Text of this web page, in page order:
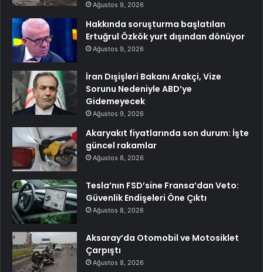
Ağustos 9, 2026
Hakkında soruşturma başlatılan
Ertuğrul Özkök yurt dışından dönüyor
Ağustos 9, 2026
İran Dışişleri Bakanı Arakçi, Vize
Sorunu Nedeniyle ABD’ye
Gidemeyecek
Ağustos 9, 2026
Akaryakıt fiyatlarında son durum: İşte
güncel rakamlar
Ağustos 8, 2026
Tesla’nın FSD’sine Fransa’dan Veto:
Güvenlik Endişeleri Öne Çıktı
Ağustos 8, 2026
Aksaray’da Otomobil ve Motosiklet
Çarpıştı
Ağustos 8, 2026